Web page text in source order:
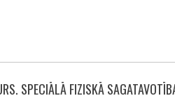
SPECIĀLĀ FIZISKĀ